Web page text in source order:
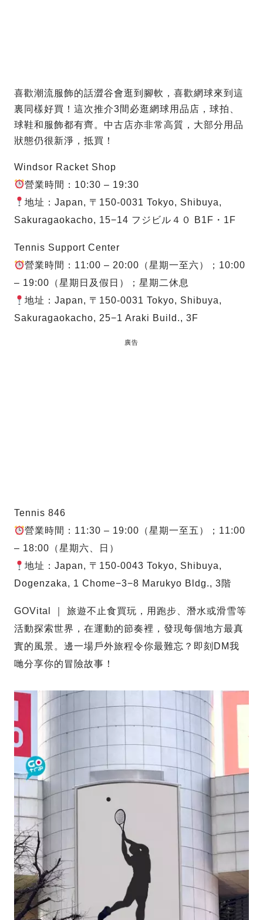
喜歡潮流服飾的話澀谷會逛到腳軟，喜歡網球來到這
裏同樣好買！這次推介3間必逛網球用品店，球拍、
球鞋和服飾都有齊。中古店亦非常高質，大部分用品
狀態仍很新淨，抵買！
Windsor Racket Shop
營業時間：10:30 – 19:30
地址：Japan, 〒150-0031 Tokyo, Shibuya,
Sakuragaokacho, 15−14 フジビル４０ B1F・1F
Tennis Support Center
營業時間：11:00 – 20:00（星期一至六）；10:00
– 19:00（星期日及假日）；星期二休息
地址：Japan, 〒150-0031 Tokyo, Shibuya,
Sakuragaokacho, 25−1 Araki Build., 3F
廣告
Tennis 846
營業時間：11:30 – 19:00（星期一至五）；11:00
– 18:00（星期六、日）
地址：Japan, 〒150-0043 Tokyo, Shibuya,
Dogenzaka, 1 Chome−3−8 Marukyo Bldg., 3階
GOVital ｜ 旅遊不止食買玩，用跑步、潛水或滑雪等
活動探索世界，在運動的節奏裡，發現每個地方最真
實的風景。邊一場戶外旅程令你最難忘？即刻DM我
哋分享你的冒險故事！